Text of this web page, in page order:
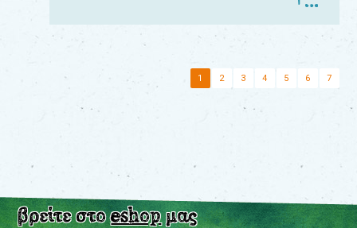
1 2 3 4 5 6 7
βρείτε στοeshopμας